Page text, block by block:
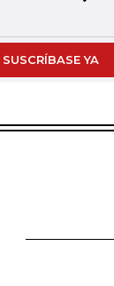
SUSCRÍBASE YA